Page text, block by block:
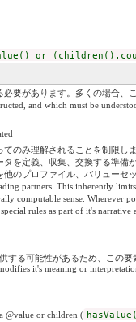
or
要があります。多くの場合
and which must be
のみ理解されることを制限し
を定義、収集、交換する準
のプロファイル、バリュー
partners. This inherently
computable sense. Wherever
rules as part of it's narrative
る可能性があるため、この
it's meaning or
@value or children (